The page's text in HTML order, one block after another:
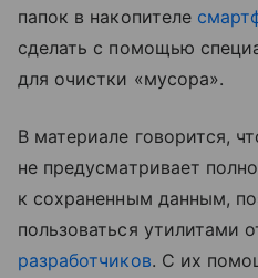
папок в накопителе
сделать с помощью
для очистки «мусора».
В материале говорится,
не предусматривает
к сохраненным данным,
пользоваться утилитами
разработчиков. С их